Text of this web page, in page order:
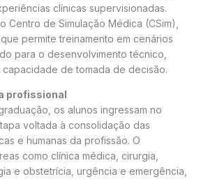
clínicas supervisionadas.
Centro de Simulação Médica (CSim),
permite treinamento em cenários
para o desenvolvimento técnico,
de tomada de decisão.
profissional
os alunos ingressam no
voltada à consolidação das
e humanas da profissão. O
como clínica médica, cirurgia,
e obstetrícia, urgência e emergência,